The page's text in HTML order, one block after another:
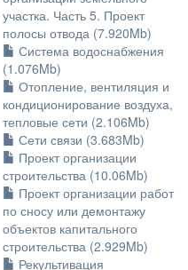
участка. Часть 5. Проект
полосы отвода (7.920Mb)
Система водоснабжения
(1.076Mb)
Отопление, вентиляция и
кондиционирование воздуха,
тепловые сети (2.106Mb)
Сети связи (3.683Mb)
Проект организации
строительства (10.06Mb)
Проект организации работ
по сносу или демонтажу
объектов капитального
строительства (2.929Mb)
Рекультивация